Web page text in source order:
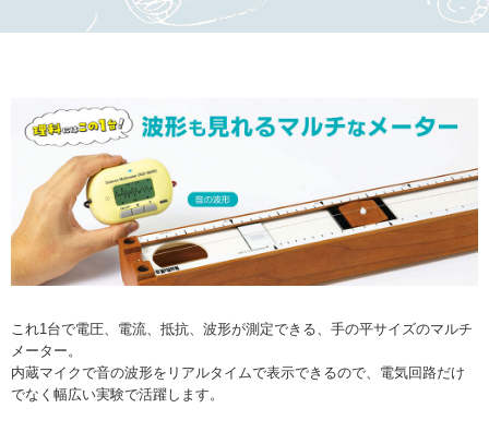
これ1台で電圧、電流、抵抗、波形が測定できる、手の平サイズのマルチ
メーター。
内蔵マイクで音の波形をリアルタイムで表示できるので、電気回路だけ
でなく幅広い実験で活躍します。